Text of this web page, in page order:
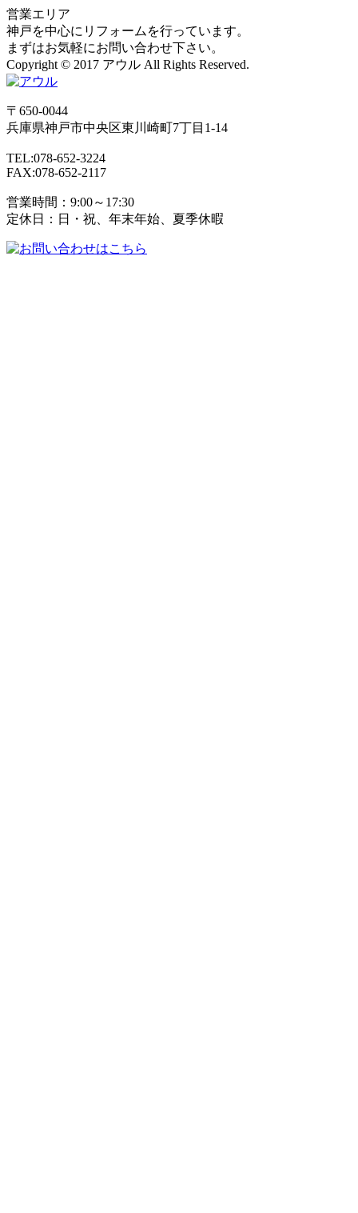
営業エリア
神戸を中心にリフォームを行っています。
まずはお気軽にお問い合わせ下さい。
Copyright © 2017 アウル All Rights Reserved.
〒650-0044
兵庫県神戸市中央区東川崎町7丁目1-14
TEL:078-652-3224
FAX:078-652-2117
営業時間：9:00～17:30
定休日：日・祝、年末年始、夏季休暇